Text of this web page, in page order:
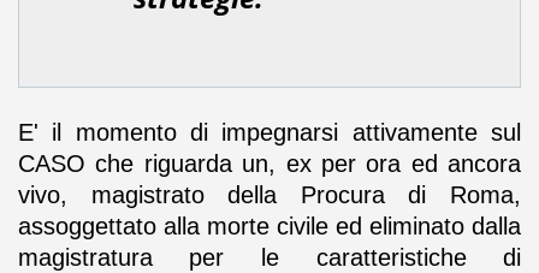
E' il momento di impegnarsi attivamente sul
CASO che riguarda un, ex per ora ed ancora
vivo, magistrato della Procura di Roma,
assoggettato alla morte civile ed eliminato dalla
magistratura per le caratteristiche di